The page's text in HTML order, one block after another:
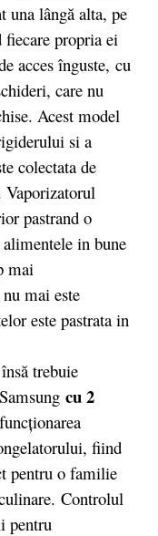
una lângă alta, pe
fiecare propria ei
acces înguste, cu
care nu
Acest model
si a
colectata de
pastrand o
in bune
mai
mai este
este pastrata in
trebuie
cu 2
fiind
pentru o familie
Controlul
pentru